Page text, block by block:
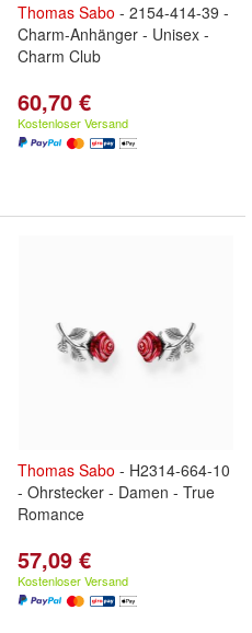
Thomas Sabo - 2154-414-39 -
Charm-Anhänger - Unisex -
Charm Club
60,70 €
Kostenloser Versand
Thomas Sabo - H2314-664-10
- Ohrstecker - Damen - True
Romance
57,09 €
Kostenloser Versand